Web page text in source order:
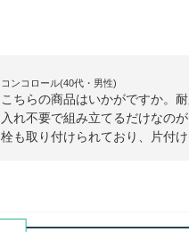
コンコロール(40代・男性)
こちらの商品はいかがですか。
入れ不要で組み立てるだけなの
栓も取り付けられており、片付